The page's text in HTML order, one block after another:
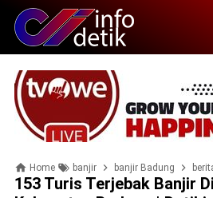
Home banjir banjir Badung
153 Turis Terjebak Banjir